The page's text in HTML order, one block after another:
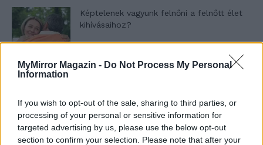
MyMirror Magazin - Do Not Process My Personal
Information
If you wish to opt-out of the sale, sharing to third parties, or
processing of your personal or sensitive information for
targeted advertising by us, please use the below opt-out
section to confirm your selection. Please note that after your
Képtelenek vagyunk felnőni a felnőtt élet
kihívásaihoz?
Altatógázos rablások Olaszországban
A kislány, akit nem védett meg senki –
Lyhanna története